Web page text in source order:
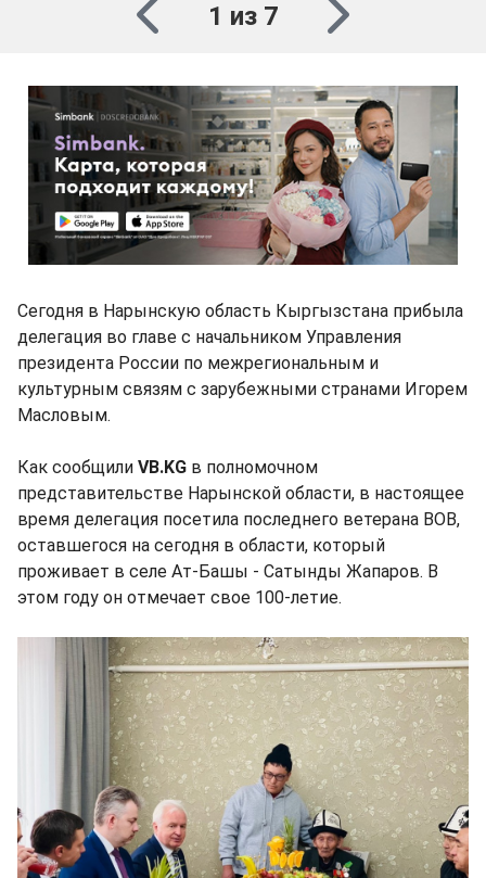
1 из 7
Сегодня в Нарынскую область Кыргызстана прибыла
делегация во главе с начальником Управления
президента России по межрегиональным и
культурным связям с зарубежными странами Игорем
Масловым.
Как сообщили VB.KG в полномочном
представительстве Нарынской области, в настоящее
время делегация посетила последнего ветерана ВОВ,
оставшегося на сегодня в области, который
проживает в селе Ат-Башы - Сатынды Жапаров. В
этом году он отмечает свое 100-летие.